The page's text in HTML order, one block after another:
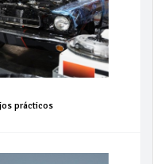
prácticos